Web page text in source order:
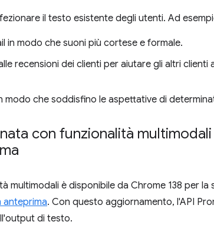
il testo esistente degli utenti. Ad
in modo che suoni più cortese e formale.
recensioni dei clienti per aiutare gli altri
modo che soddisfino le aspettative di
con funzionalità
multimodali è disponibile da Chrome 138 per
anteprima. Con questo aggiornamento, l'API
di testo.